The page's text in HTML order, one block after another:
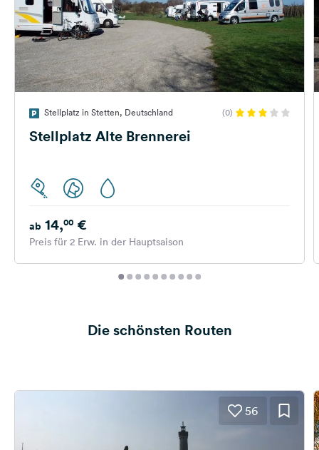
Stellplatz in Stetten, Deutschland (0)
Stellplatz Alte Brennerei
ab 14,00 €
Preis für 2 Erw. in der Hauptsaison
Die schönsten Routen
56